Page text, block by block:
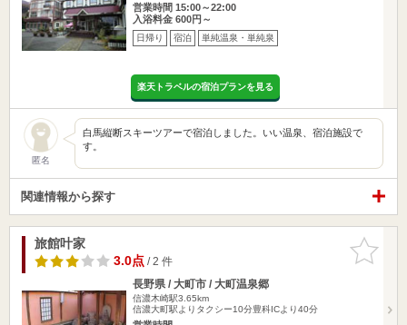
営業時間 15:00～22:00
入浴料金 600円～
日帰り 宿泊 単純温泉・単純泉
楽天トラベルの宿泊プランを見る
匿名
白馬縦断スキーツアーで宿泊しました。いい温泉、宿泊施設で
す。
関連情報から探す
お気に入
りに追加
旅館叶家
3.0点/ 2 件
長野県 / 大町市 / 大町温泉郷
信濃木崎駅3.65km
信濃大町駅よりタクシー10分豊科ICより40分